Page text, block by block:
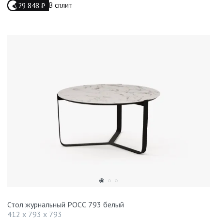
29 848 ₽ В сплит
Стол журнальный РОСС 793 белый
412 x 793 x 793